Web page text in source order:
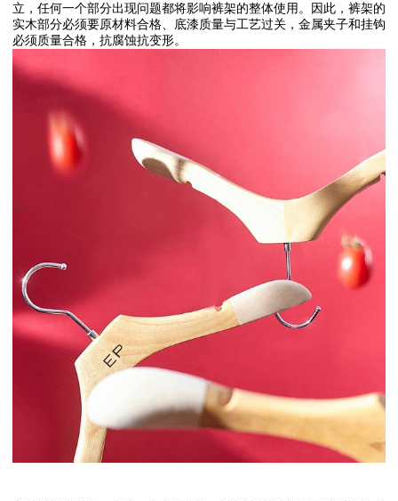
立，任何一个部分出现问题都将影响裤架的整体使用。因此，裤架的
实木部分必须要原材料合格、底漆质量与工艺过关，金属夹子和挂钩
必须质量合格，抗腐蚀抗变形。